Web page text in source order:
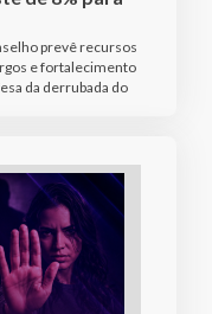
prevê recursos
e fortalecimento
da derrubada do